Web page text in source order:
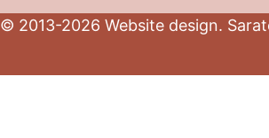
© 2013-2026 Website design.